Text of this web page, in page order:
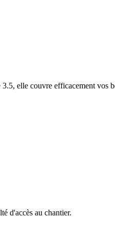
elle couvre efficacement vos
d'accès au chantier.